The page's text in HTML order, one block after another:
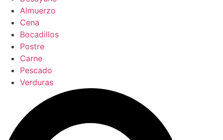
Almuerzo
Cena
Bocadillos
Postre
Carne
Pescado
Verduras